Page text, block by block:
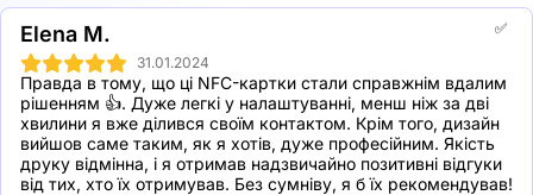
✅
Elena M.
31.01.2024
Правда в тому, що ці NFC-картки стали справжнім вдалим
рішенням 👍. Дуже легкі у налаштуванні, менш ніж за дві
хвилини я вже ділився своїм контактом. Крім того, дизайн
вийшов саме таким, як я хотів, дуже професійним. Якість
друку відмінна, і я отримав надзвичайно позитивні відгуки
від тих, хто їх отримував. Без сумніву, я б їх рекомендував!